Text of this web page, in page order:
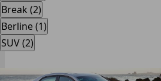
Break (2)
Berline (1)
SUV (2)